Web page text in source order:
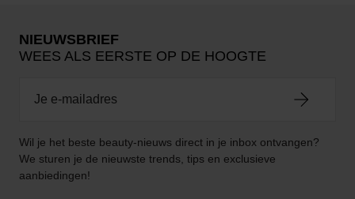
NIEUWSBRIEF
WEES ALS EERSTE OP DE HOOGTE
Wil je het beste beauty-nieuws direct in je inbox ontvangen?
We sturen je de nieuwste trends, tips en exclusieve
aanbiedingen!